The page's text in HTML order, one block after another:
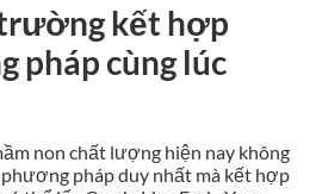
kết hợp
pháp cùng lúc
non chất lượng hiện nay không
pháp duy nhất mà kết hợp